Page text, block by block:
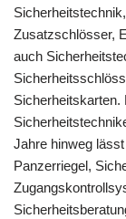
Zusatzschlösser,
auch
Sicherheitskarten.
Jahre hinweg
Panzerriegel,